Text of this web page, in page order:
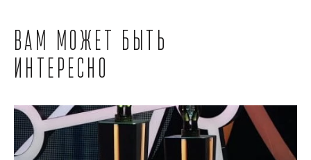
Вам может быть
интересно